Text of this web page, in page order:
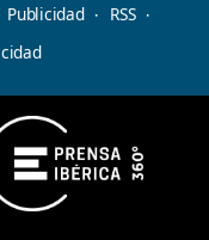
Publicidad
RSS